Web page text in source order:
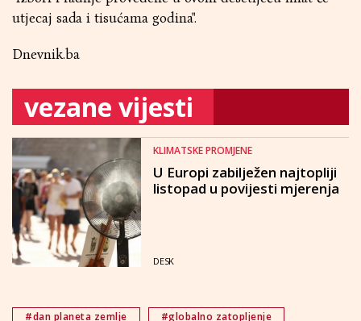
utjecaj sada i tisućama godina".
Dnevnik.ba
vezane vijesti
KLIMATSKE PROMJENE
U Europi zabilježen najtopliji
listopad u povijesti mjerenja
DESK
#dan planeta zemlje
#globalno zatopljenje